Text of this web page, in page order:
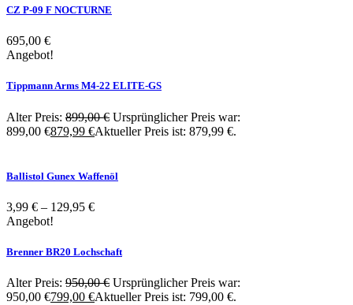
CZ P-09 F NOCTURNE
695,00 €
Angebot!
Tippmann Arms M4-22 ELITE-GS
Alter Preis: 899,00€ Ursprünglicher Preis war:
899,00 €879,99 €Aktueller Preis ist: 879,99 €.
Ballistol Gunex Waffenöl
3,99 € – 129,95 €
Angebot!
Brenner BR20 Lochschaft
Alter Preis: 950,00€ Ursprünglicher Preis war:
950,00 €799,00 €Aktueller Preis ist: 799,00 €.